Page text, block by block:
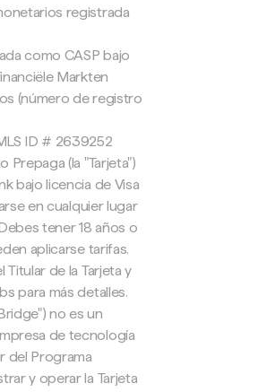
registrada
como CASP bajo
Markten
(número de registro
ID # 2639252
Prepaga (la "Tarjeta")
bajo licencia de Visa
en cualquier lugar
tener 18 años o
aplicarse tarifas.
de la Tarjeta y
para más detalles.
no es un
de tecnología
del Programa
y operar la Tarjeta